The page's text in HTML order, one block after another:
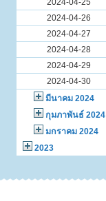
2024-04-25
2024-04-26
2024-04-27
2024-04-28
2024-04-29
2024-04-30
มีนาคม 2024
กุมภาพันธ์ 2024
มกราคม 2024
2023